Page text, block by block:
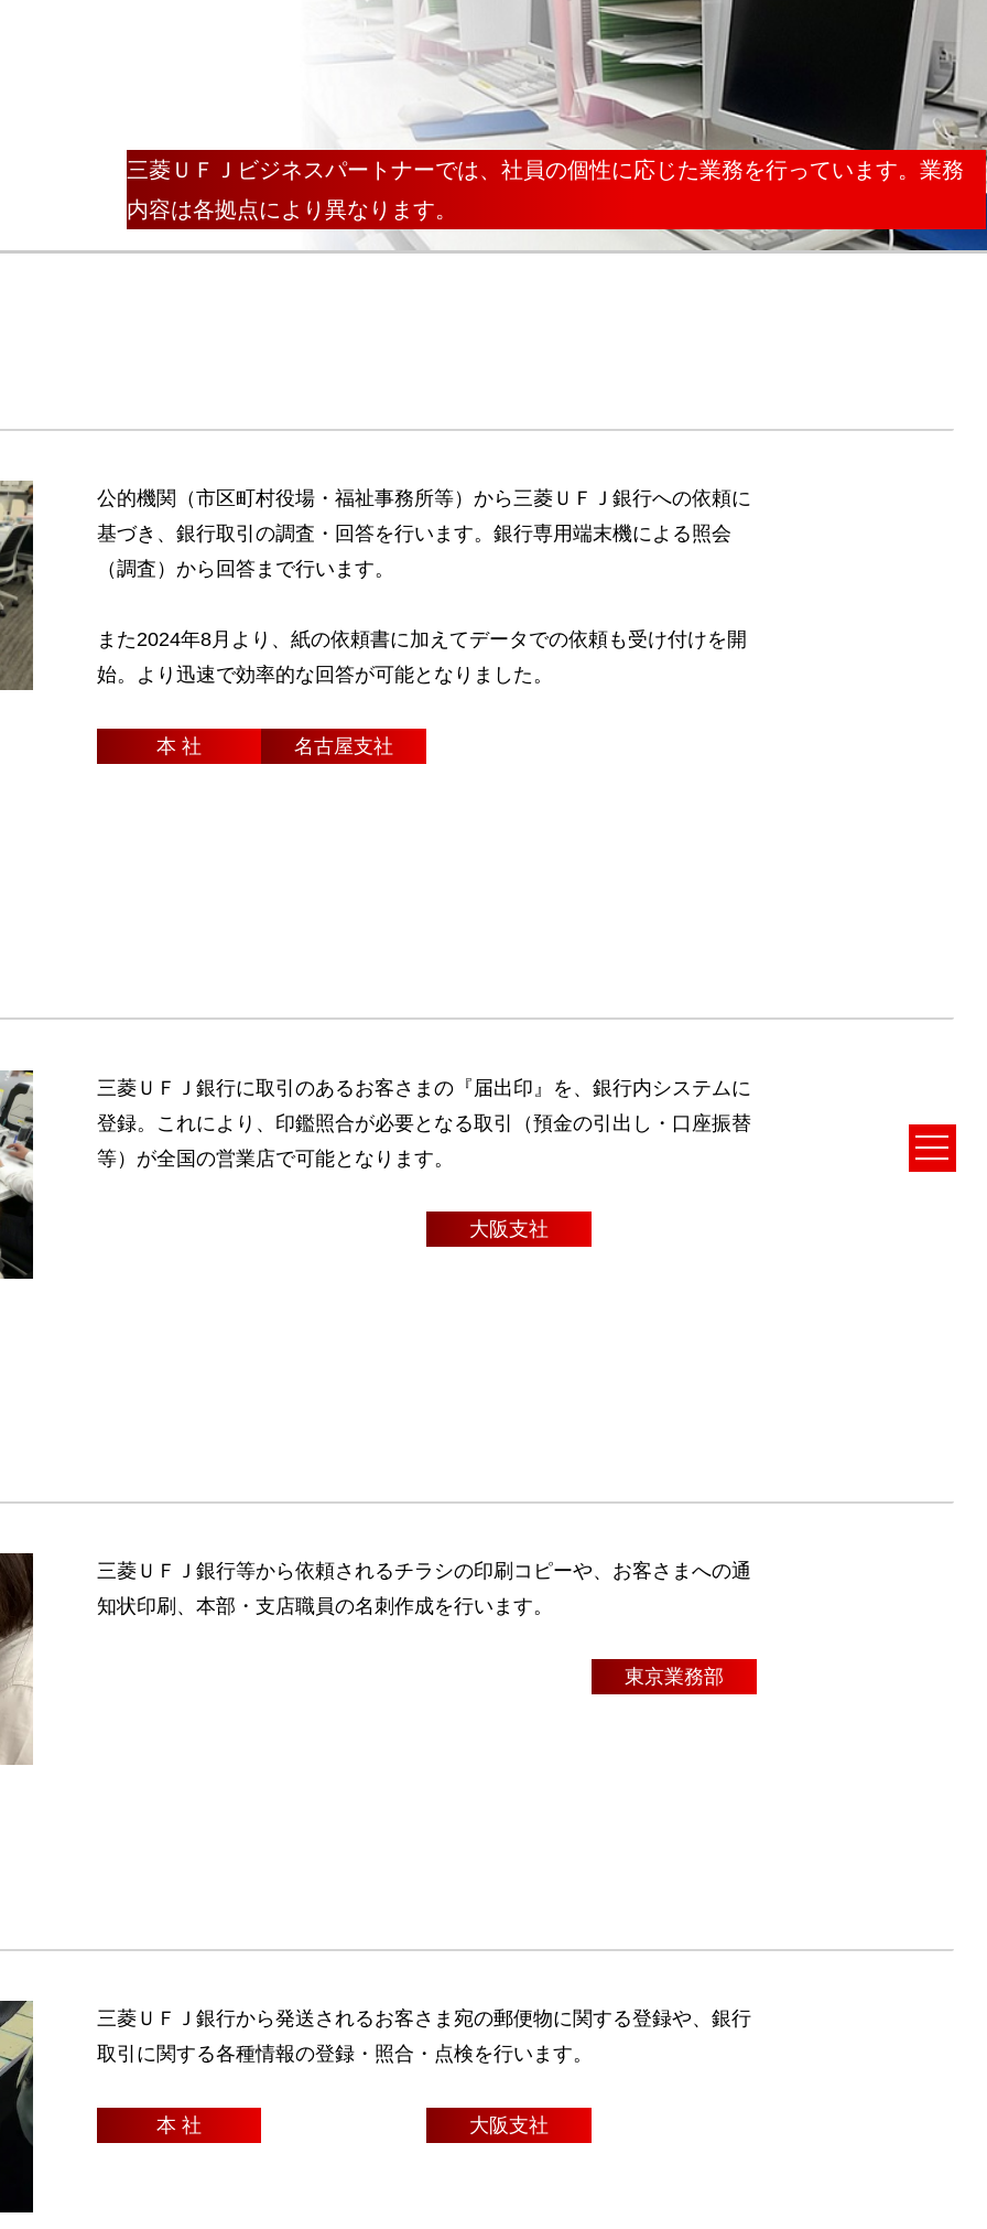
三菱ＵＦＪビジネスパートナーでは、社員の個性に応じた業務を行っています。業務
内容は各拠点により異なります。
公的機関（市区町村役場・福祉事務所等）から三菱ＵＦＪ銀行への依頼に
基づき、銀行取引の調査・回答を行います。銀行専用端末機による照会
（調査）から回答まで行います。
また2024年8月より、紙の依頼書に加えてデータでの依頼も受け付けを開
始。より迅速で効率的な回答が可能となりました。
本 社 名古屋支社
三菱ＵＦＪ銀行に取引のあるお客さまの『届出印』を、銀行内システムに
登録。これにより、印鑑照合が必要となる取引（預金の引出し・口座振替
等）が全国の営業店で可能となります。
大阪支社
三菱ＵＦＪ銀行等から依頼されるチラシの印刷コピーや、お客さまへの通
知状印刷、本部・支店職員の名刺作成を行います。
東京業務部
三菱ＵＦＪ銀行から発送されるお客さま宛の郵便物に関する登録や、銀行
取引に関する各種情報の登録・照合・点検を行います。
本 社 大阪支社